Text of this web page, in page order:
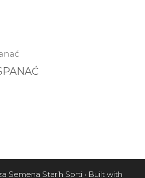
Semena Starih Sorti • Built with